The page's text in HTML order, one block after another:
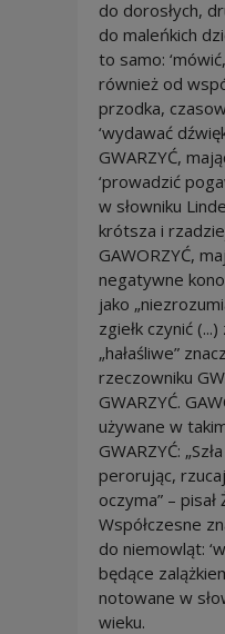
do dorosłych,
do maleńkich
to samo:
również od
przodka,
‘wydawać
GWARZYĆ,
‘prowadzić
w słowniku
krótsza i
GAWORZYĆ,
negatywne
jako
zgiełk czynić
„hałaśliwe”
rzeczowniku
GWARZYĆ.
używane w
GWARZYĆ:
perorując,
oczyma” –
Współczesne
do niemowląt:
będące
notowane w
wieku.